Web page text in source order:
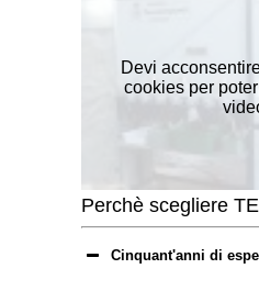
Devi
cookies per
Perchè scegliere
Cinquant'anni di